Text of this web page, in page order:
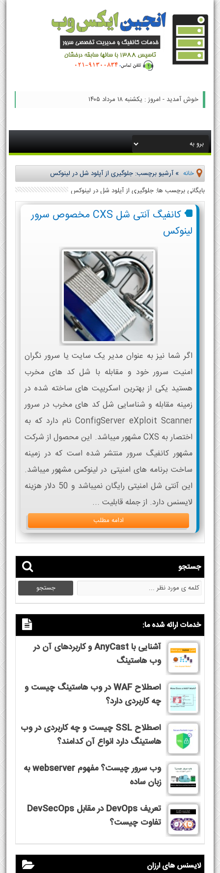
خوش آمدید - امروز : یکشنبه ۱۸ مرداد ۱۴۰۵
خانه »آرشیو برچسب: جلوگیری از آپلود شل در لینوکس
بایگانی برچسب ها: جلوگیری از آپلود شل در لینوکس
کانفیگ آنتی شل CXS مخصوص سرور
لینوکس
اگر شما نیز به عنوان مدیر یک سایت یا سرور نگران
امنیت سرور خود و مقابله با شل کد های مخرب
هستید یکی از بهترین اسکریپت های ساخته شده در
زمینه مقابله و شناسایی شل کد های مخرب در سرور
ConfigServer eXploit Scanner نام دارد که به
اختصار به CXS مشهور میباشد. این محصول از شرکت
مشهور کانفیگ سرور منتشر شده است که در زمینه
ساخت برنامه های امنیتی در لینوکس مشهور میباشد.
این آنتی شل امنیتی رایگان نمیباشد و 50 دلار هزینه
لایسنس دارد. از جمله قابلیت ...
ادامه مطلب
جستجو
خدمات ارائه شده ما:
آشنایی با AnyCast و کاربردهای آن در
وب هاستینگ
اصطلاح WAF در وب هاستینگ چیست و
چه کاربردی دارد؟
اصطلاح SSL چیست و چه کاربردی در وب
هاستینگ دارد انواع آن کدامند؟
وب سرور چیست؟ مفهوم webserver به
زبان ساده
تعریف DevOps در مقابل DevSecOps
تفاوت چیست؟
لایسنس های ارزان